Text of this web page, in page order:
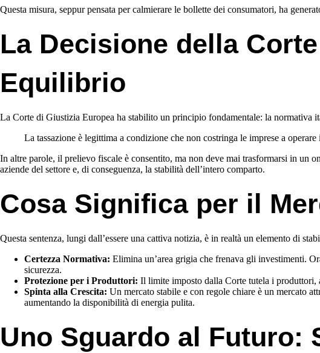
Questa misura, seppur pensata per calmierare le bollette dei consumatori, ha
La Decisione della
Equilibrio
La Corte di Giustizia Europea ha stabilito un principio fondamentale: la normativa
La tassazione è legittima a condizione che non costringa le imprese a
In altre parole, il prelievo fiscale è consentito, ma non deve mai trasformarsi in un
aziende del settore e, di conseguenza, la stabilità dell’intero comparto.
Cosa Significa per il
Questa sentenza, lungi dall’essere una cattiva notizia, è in realtà un elemento di
Certezza Normativa: Elimina un’area grigia che frenava gli investimenti.
sicurezza.
Protezione per i Produttori: Il limite imposto dalla Corte tutela i produttori,
Spinta alla Crescita: Un mercato stabile e con regole chiare è un mercato
aumentando la disponibilità di energia pulita.
Uno Sguardo al Futuro: